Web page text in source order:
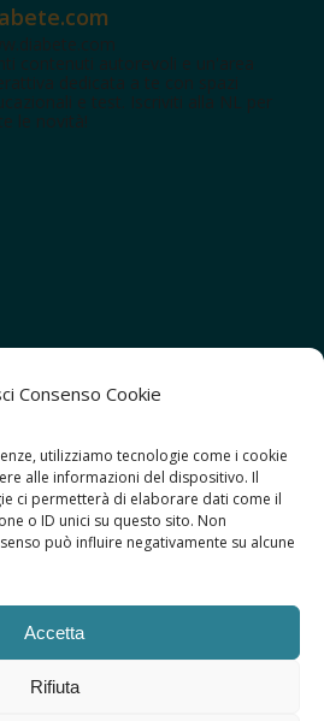
Consenso Cookie
utilizziamo tecnologie come i cookie
alle informazioni del dispositivo. Il
ci permetterà di elaborare dati come il
o ID unici su questo sito. Non
può influire negativamente su alcune
Accetta
Rifiuta
contenuti autorevoli e un'area
dedicata a te con spazi
e test. Iscriviti alla NL per
le novità!